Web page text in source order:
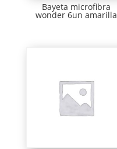
Bayeta microfibra
wonder 6un amarilla